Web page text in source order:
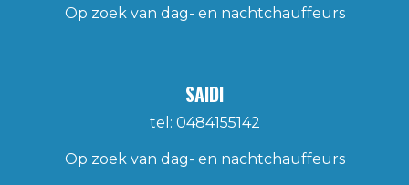
Op zoek van dag- en nachtchauffeurs
SAIDI
tel: 0484155142
Op zoek van dag- en nachtchauffeurs